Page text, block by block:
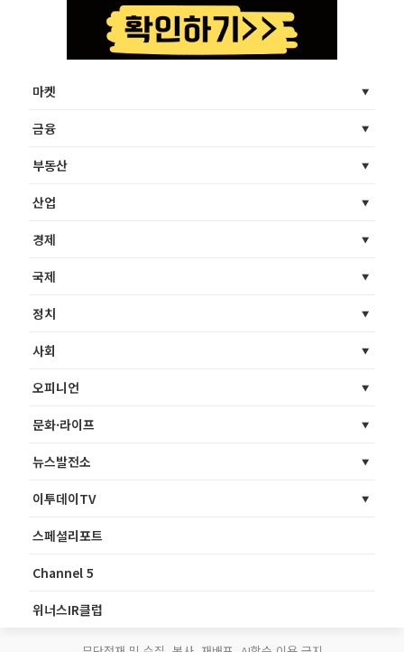
마켓
금융
부동산
산업
경제
국제
정치
사회
오피니언
문화·라이프
뉴스발전소
이투데이TV
스페셜리포트
Channel 5
위너스IR클럽